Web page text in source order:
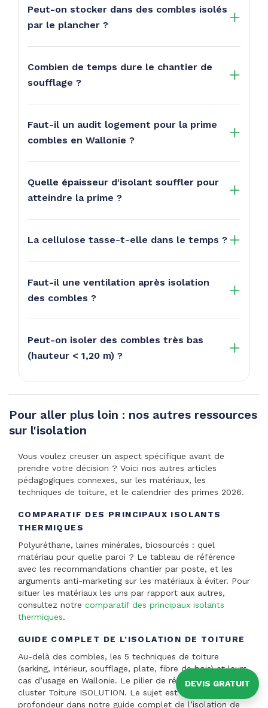
DEVIS GRATUIT
Peut-on stocker dans des combles isolés
par le plancher ?
Combien de temps dure le chantier de
soufflage ?
Faut-il un audit logement pour la prime
combles en Wallonie ?
Quelle épaisseur d'isolant souffler pour
atteindre la prime ?
La cellulose tasse-t-elle dans le temps ?
Faut-il une ventilation après isolation
des combles ?
Peut-on isoler des combles très bas
(hauteur < 1,20 m) ?
Pour aller plus loin : nos autres ressources
sur l'isolation
Vous voulez creuser un aspect spécifique avant de
prendre votre décision ? Voici nos autres articles
pédagogiques connexes, sur les matériaux, les
techniques de toiture, et le calendrier des primes 2026.
COMPARATIF DES PRINCIPAUX ISOLANTS
THERMIQUES
Polyuréthane, laines minérales, biosourcés : quel
matériau pour quelle paroi ? Le tableau de référence
avec les recommandations chantier par poste, et les
arguments anti-marketing sur les matériaux à éviter. Pour
situer les matériaux les uns par rapport aux autres,
consultez notre comparatif des principaux isolants
thermiques.
GUIDE COMPLET DE L’ISOLATION DE TOITURE
Au-delà des combles, les 5 techniques de toiture
(sarking, intérieur, soufflage, plate, fibre de bois) et leurs
cas d’usage en Wallonie. Le pilier de référence du
cluster Toiture ISOLUTION. Le sujet est traité en
profondeur dans notre guide complet de l’isolation de